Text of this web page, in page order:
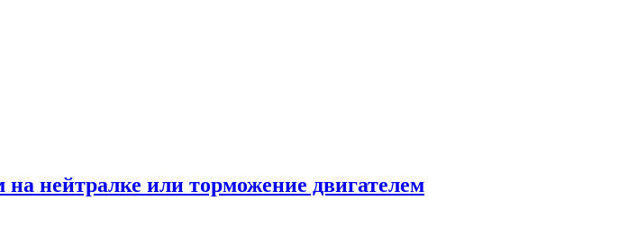
нейтралке или торможение двигателем